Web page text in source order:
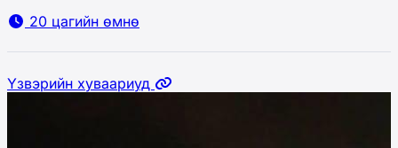
20 цагийн өмнө
Үзвэрийн хуваариуд